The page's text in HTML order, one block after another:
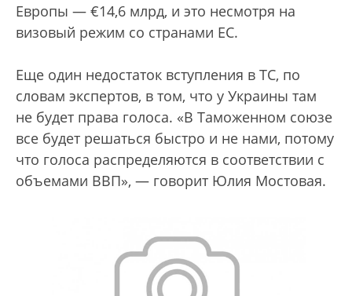
Европы — €14,6 млрд, и это несмотря на
визовый режим со странами ЕС.
Еще один недостаток вступления в ТС, по
словам экспертов, в том, что у Украины там
не будет права голоса. «В Таможенном союзе
все будет решаться быстро и не нами, потому
что голоса распределяются в соответствии с
объемами ВВП», — говорит Юлия Мостовая.